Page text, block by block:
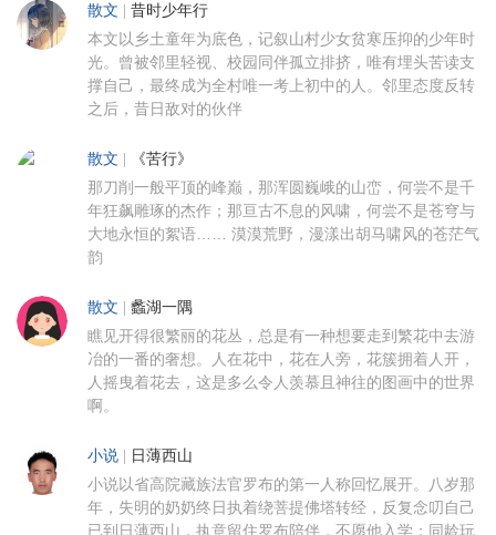
散文 昔时少年行
本文以乡土童年为底色，记叙山村少女贫寒压抑的少年时
光。曾被邻里轻视、校园同伴孤立排挤，唯有埋头苦读支
撑自己，最终成为全村唯一考上初中的人。邻里态度反转
之后，昔日敌对的伙伴
散文 《苦行》
那刀削一般平顶的峰巅，那浑圆巍峨的山峦，何尝不是千
年狂飙雕琢的杰作；那亘古不息的风啸，何尝不是苍穹与
大地永恒的絮语…… 漠漠荒野，漫漾出胡马啸风的苍茫气
韵
散文 蠡湖一隅
瞧见开得很繁丽的花丛，总是有一种想要走到繁花中去游
冶的一番的奢想。人在花中，花在人旁，花簇拥着人开，
人摇曳着花去，这是多么令人羡慕且神往的图画中的世界
啊。
小说 日薄西山
小说以省高院藏族法官罗布的第一人称回忆展开。八岁那
年，失明的奶奶终日执着绕菩提佛塔转经，反复念叨自己
已到日薄西山，执意留住罗布陪伴，不愿他入学；同龄玩